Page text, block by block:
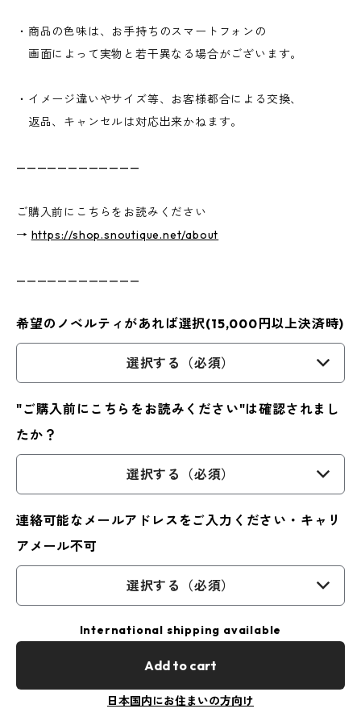
・商品の色味は、お手持ちのスマートフォンの
画面によって実物と若干異なる場合がございます。
・イメージ違いやサイズ等、お客様都合による交換、
返品、キャンセルは対応出来かねます。
————————————
ご購入前にこちらをお読みください
→ https://shop.snoutique.net/about
————————————
希望のノベルティがあれば選択(15,000円以上決済時)
選択する（必須）
"ご購入前にこちらをお読みください"は確認されまし
たか？
選択する（必須）
連絡可能なメールアドレスをご入力ください・キャリ
アメール不可
選択する（必須）
International shipping available
Add to cart
日本国内にお住まいの方向け